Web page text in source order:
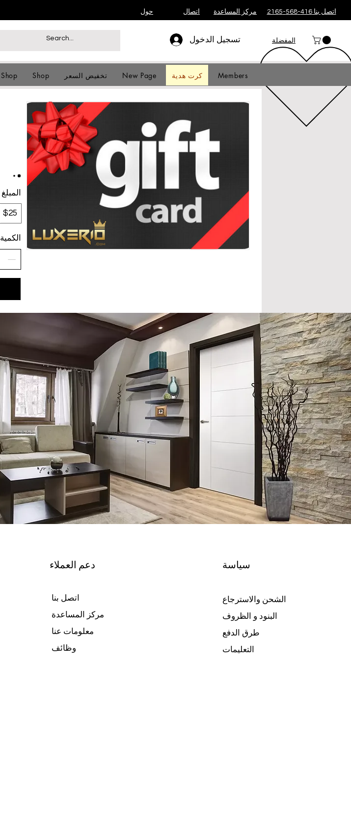
حول اتصال مركز المساعدة اتصل بنا 416-568-2165
تسجيل الدخول المفضلة
Shop Shop تخفيض السعر New Page كرت هدية Members
المبلغ
$25
الكمية
دعم العملاء
اتصل بنا
مركز المساعدة
معلومات عنا
وظائف
سياسة
الشحن والاسترجاع
البنود و الظروف
التعليمات